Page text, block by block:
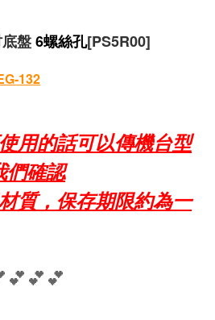
盤6螺絲孔[PS5R00]
132
用的話可以傳機台型
們確認
質，保存期限約為一